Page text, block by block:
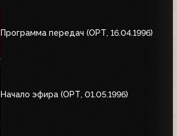
Программа передач (ОРТ, 16.04.1996)
Начало эфира (ОРТ, 01.05.1996)